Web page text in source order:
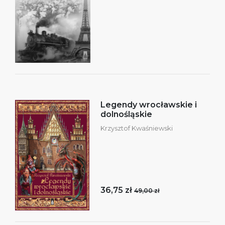
Legendy wrocławskie i
dolnośląskie
Krzysztof Kwaśniewski
36,75 zł 49,00 zł